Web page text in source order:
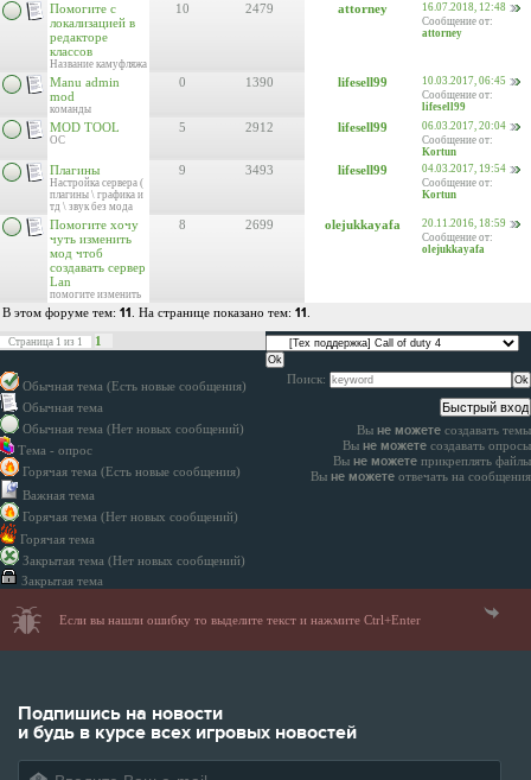
Помогите с
локализацией в
редакторе
классов
Название камуфляжа
10 2479 attorney
16.07.2018, 12:48
Сообщение от:
attorney
Manu admin
mod
команды
0 1390 lifesell99
10.03.2017, 06:45
Сообщение от:
lifesell99
MOD TOOL
ОС
5 2912 lifesell99
06.03.2017, 20:04
Сообщение от:
Kortun
Плагины
Настройка сервера (
плагины \ графика и
тд \ звук без мода
9 3493 lifesell99
04.03.2017, 19:54
Сообщение от:
Kortun
Помогите хочу
чуть изменить
мод чтоб
создавать сервер
Lan
помогите изменить
8 2699 olejukkayafa
20.11.2016, 18:59
Сообщение от:
olejukkayafa
В этом форуме тем: 11 . На странице показано тем: 11
Страница 1 из 1 1
Обычная тема (Есть новые сообщения)
Обычная тема
Обычная тема (Нет новых сообщений)
Тема - опрос
Горячая тема (Есть новые сообщения)
Важная тема
Горячая тема (Нет новых сообщений)
Горячая тема
Закрытая тема (Нет новых сообщений)
Закрытая тема
Поиск:
Вы не можете создавать темы
Вы не можете создавать опросы
Вы не можете прикреплять файлы
Вы не можете отвечать на сообщения
Если вы нашли ошибку то выделите текст и нажмите Ctrl+Enter
Подпишись на новости
и будь в курсе всех игровых новостей